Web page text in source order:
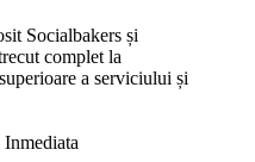
Socialbakers și
complet la
a serviciului și
Inmediata